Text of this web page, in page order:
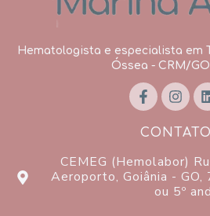
Hematologista e especialista em
Óssea - CRM/GO
CONTATO
CEMEG (Hemolabor)
Aeroporto, Goiânia -
ou 5º